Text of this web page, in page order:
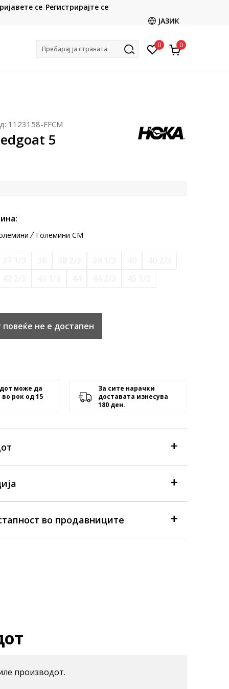
CLICK & COLLECT
со картичка online и подигнете во продавницата
се Регистрирајте се
ЈАЗИК
Пребарај ја страната 0 0
1123158-FFCM
5
Големини CM
не е достапен
може да
во рок од 15
За сите нарачки
доставата изнесува
180 ден.
во продавниците
производот.